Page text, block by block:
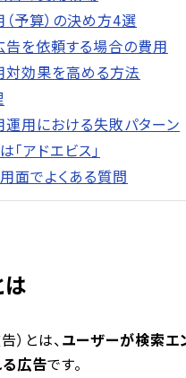
予算）の決め方4選
告を依頼する場合の費用
対効果を高める方法
運用における失敗パターン
アドエビス」
面でよくある質問
）とは、ユーザーが検索エ
広告です。